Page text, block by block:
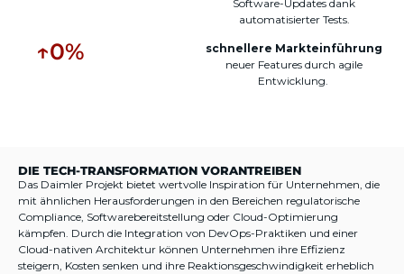
Software-Updates dank
automatisierterTests.
↑0% schnellere Markteinführung
neuer Features durch agile
Entwicklung.
DIE TECH-TRANSFORMATION VORANTREIBEN
Das Daimler Projekt bietet wertvolle Inspiration für Unternehmen, die
mit ähnlichen Herausforderungen in den Bereichen regulatorische
Compliance, Softwarebereitstellung oder Cloud-Optimierung
kämpfen. Durch die Integration von DevOps-Praktiken und einer
Cloud-nativen Architektur können Unternehmen ihre Effizienz
steigern, Kosten senken und ihre Reaktionsgeschwindigkeit erheblich